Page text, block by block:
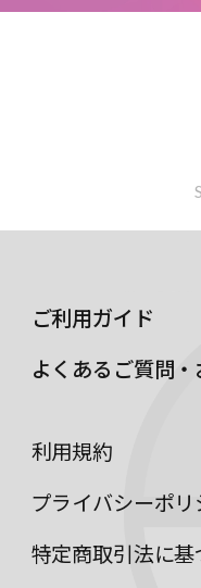
ご利用ガイド
よくあるご質問
利用規約
プライバシーポリ
特定商取引法に